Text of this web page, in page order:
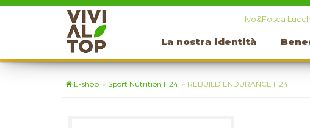
Ivo&Fosca
La nostra identità
E-shop » Sport Nutrition H24 » REBUILD ENDURANCE H24